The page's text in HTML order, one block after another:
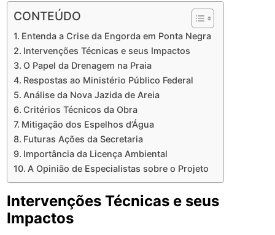
CONTEÚDO
Entenda a Crise da Engorda em Ponta Negra
Intervenções Técnicas e seus Impactos
O Papel da Drenagem na Praia
Respostas ao Ministério Público Federal
Análise da Nova Jazida de Areia
Critérios Técnicos da Obra
Mitigação dos Espelhos d’Água
Futuras Ações da Secretaria
Importância da Licença Ambiental
A Opinião de Especialistas sobre o Projeto
Intervenções Técnicas e seus
Impactos